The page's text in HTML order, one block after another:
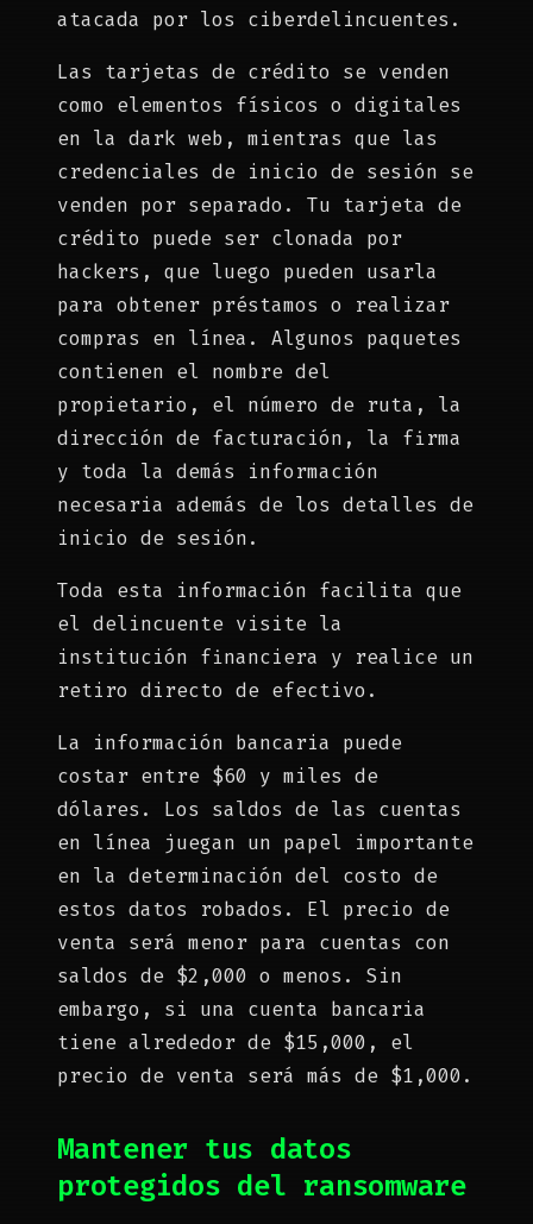
atacada por los ciberdelincuentes.
Las tarjetas de crédito se venden
como elementos físicos o digitales
en la dark web, mientras que las
credenciales de inicio de sesión se
venden por separado. Tu tarjeta de
crédito puede ser clonada por
hackers, que luego pueden usarla
para obtener préstamos o realizar
compras en línea. Algunos paquetes
contienen el nombre del
propietario, el número de ruta, la
dirección de facturación, la firma
y toda la demás información
necesaria además de los detalles de
inicio de sesión.
Toda esta información facilita que
el delincuente visite la
institución financiera y realice un
retiro directo de efectivo.
La información bancaria puede
costar entre $60 y miles de
dólares. Los saldos de las cuentas
en línea juegan un papel importante
en la determinación del costo de
estos datos robados. El precio de
venta será menor para cuentas con
saldos de $2,000 o menos. Sin
embargo, si una cuenta bancaria
tiene alrededor de $15,000, el
precio de venta será más de $1,000.
Mantener tus datos
protegidos del ransomware